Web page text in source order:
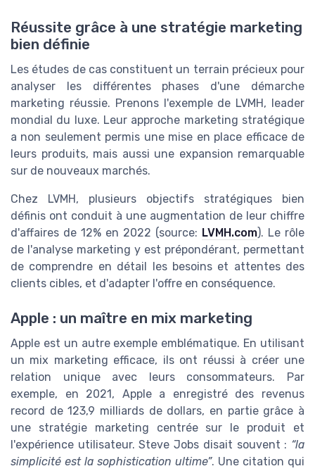
Réussite grâce à une stratégie marketing
bien définie
Les études de cas constituent un terrain précieux pour
analyser les différentes phases d'une démarche
marketing réussie. Prenons l'exemple de LVMH, leader
mondial du luxe. Leur approche marketing stratégique
a non seulement permis une mise en place efficace de
leurs produits, mais aussi une expansion remarquable
sur de nouveaux marchés.
Chez LVMH, plusieurs objectifs stratégiques bien
définis ont conduit à une augmentation de leur chiffre
d'affaires de 12% en 2022 (source: LVMH.com). Le rôle
de l'analyse marketing y est prépondérant, permettant
de comprendre en détail les besoins et attentes des
clients cibles, et d'adapter l'offre en conséquence.
Apple : un maître en mix marketing
Apple est un autre exemple emblématique. En utilisant
un mix marketing efficace, ils ont réussi à créer une
relation unique avec leurs consommateurs. Par
exemple, en 2021, Apple a enregistré des revenus
record de 123,9 milliards de dollars, en partie grâce à
une stratégie marketing centrée sur le produit et
l'expérience utilisateur. Steve Jobs disait souvent : “la
simplicité est la sophistication ultime”. Une citation qui